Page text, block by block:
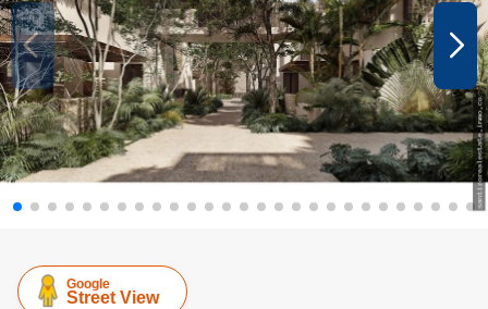
Google
Street View